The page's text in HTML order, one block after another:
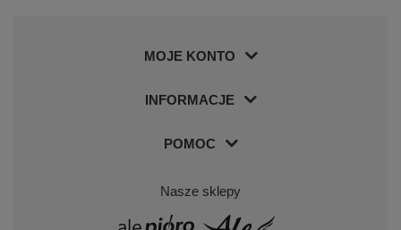
MOJE KONTO
INFORMACJE
POMOC
Nasze sklepy